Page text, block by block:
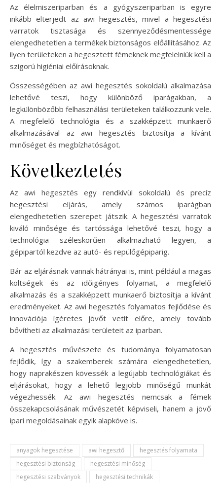
Az élelmiszeriparban és a gyógyszeriparban is egyre
inkább elterjedt az awi hegesztés, mivel a hegesztési
varratok tisztasága és szennyeződésmentessége
elengedhetetlen a termékek biztonságos előállításához. Az
ilyen területeken a hegesztett fémeknek megfelelniük kell a
szigorú higiéniai előírásoknak.
Összességében az awi hegesztés sokoldalú alkalmazása
lehetővé teszi, hogy különböző iparágakban, a
legkülönbözőbb felhasználási területeken találkozzunk vele.
A megfelelő technológia és a szakképzett munkaerő
alkalmazásával az awi hegesztés biztosítja a kívánt
minőséget és megbízhatóságot.
Következtetés
Az awi hegesztés egy rendkívül sokoldalú és precíz
hegesztési eljárás, amely számos iparágban
elengedhetetlen szerepet játszik. A hegesztési varratok
kiváló minősége és tartóssága lehetővé teszi, hogy a
technológia széleskörűen alkalmazható legyen, a
gépipartól kezdve az autó- és repülőgépiparig.
Bár az eljárásnak vannak hátrányai is, mint például a magas
költségek és az időigényes folyamat, a megfelelő
alkalmazás és a szakképzett munkaerő biztosítja a kívánt
eredményeket. Az awi hegesztés folyamatos fejlődése és
innovációja ígéretes jövőt vetít előre, amely tovább
bővítheti az alkalmazási területeit az iparban.
A hegesztés művészete és tudománya folyamatosan
fejlődik, így a szakemberek számára elengedhetetlen,
hogy naprakészen kövessék a legújabb technológiákat és
eljárásokat, hogy a lehető legjobb minőségű munkát
végezhessék. Az awi hegesztés nemcsak a fémek
összekapcsolásának művészetét képviseli, hanem a jövő
ipari megoldásainak egyik alapköve is.
anyagok hegesztése awi hegesztő
hegesztés folyamata
hegesztési biztonság
hegesztési minőség
hegesztési szabványok
hegesztési technikák